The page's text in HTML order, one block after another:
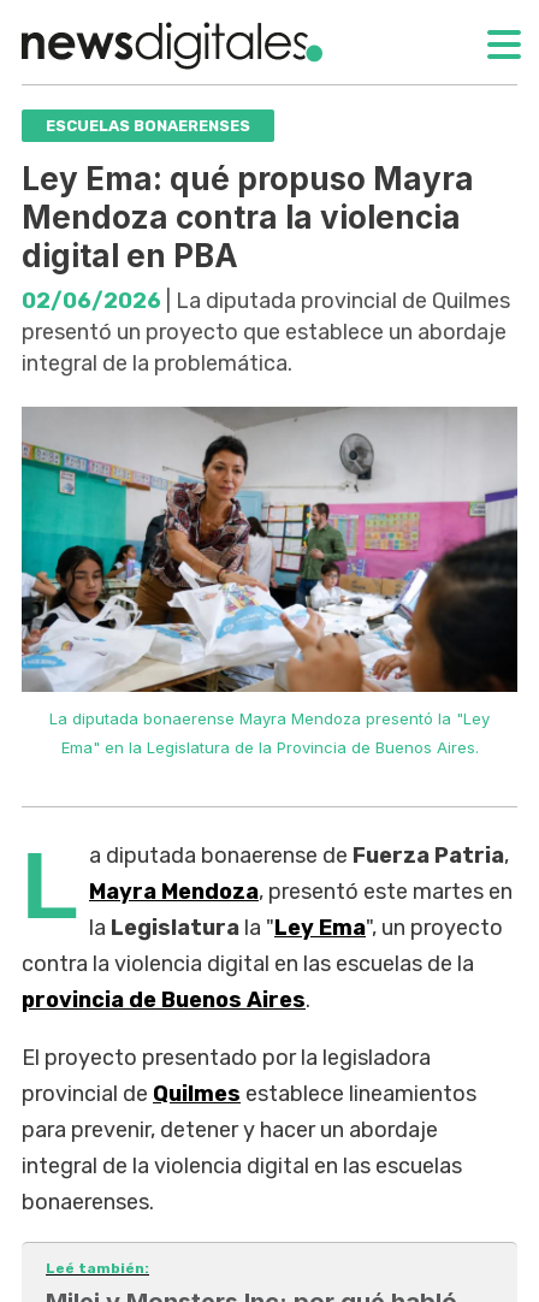
ESCUELAS BONAERENSES
Ley Ema: qué propuso Mayra
Mendoza contra la violencia
digital en PBA
02/06/2026 | La diputada provincial de Quilmes
presentó un proyecto que establece un abordaje
integral de la problemática.
La diputada bonaerense Mayra Mendoza presentó la "Ley
Ema" en la Legislatura de la Provincia de Buenos Aires.
L a diputada bonaerense de Fuerza Patria,
Mayra Mendoza, presentó este martes en
la Legislatura la "Ley Ema", un proyecto
contra la violencia digital en las escuelas de la
provincia de Buenos Aires.
El proyecto presentado por la legisladora
provincial de Quilmes establece lineamientos
para prevenir, detener y hacer un abordaje
integral de la violencia digital en las escuelas
bonaerenses.
Leé también: